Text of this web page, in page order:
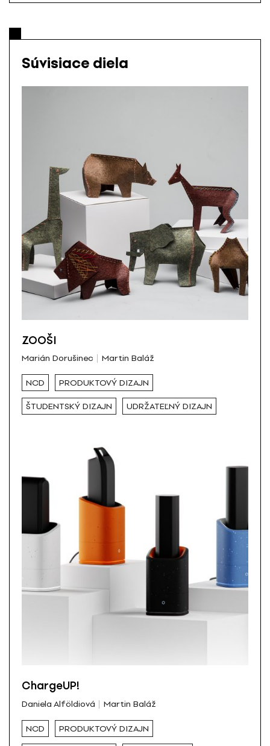
Súvisiace diela
ZOOŠI
Marián Dorušinec Martin Baláž
NCD PRODUKTOVÝ DIZAJN
ŠTUDENTSKÝ DIZAJN UDRŽATEĽNÝ DIZAJN
ChargeUP!
Daniela Alföldiová Martin Baláž
NCD PRODUKTOVÝ DIZAJN